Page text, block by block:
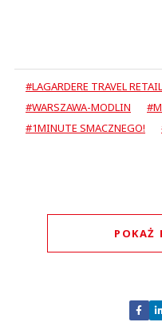
#LAGARDERE TRAVEL RETAIL
#WARSZAWA-MODLIN
#1MINUTE SMACZNEGO!
POKAŻ
Nie
Zostaw